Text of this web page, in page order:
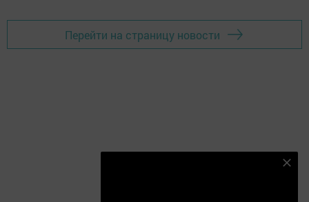
Перейти на страницу новости